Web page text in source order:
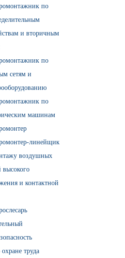
по
и вторичным
по
сетям и
по
машинам
линейщик
воздушных
и контактной
труда